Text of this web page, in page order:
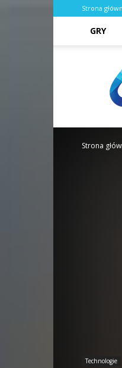
Strona
GRY
Strona
Technologie